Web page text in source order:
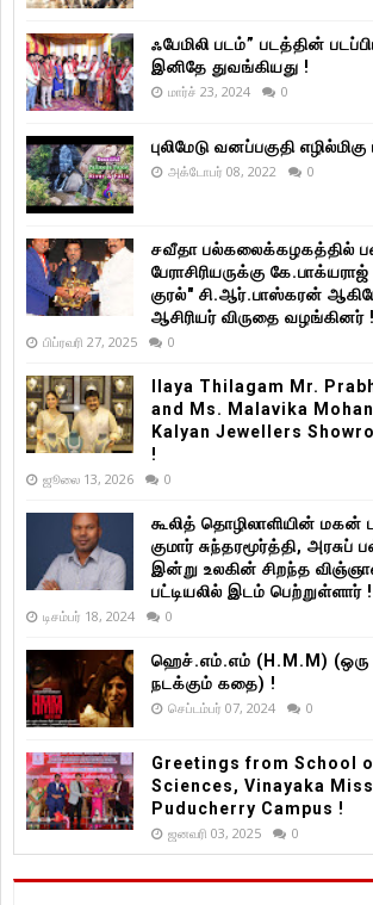
ஃபேமிலி படம்” படத்தின்
இனிதே துவங்கியது !
மார்ச் 23, 2024 0
புலிமேடு வனப்பகுதி
அக்டோபர் 08, 2022 0
சவீதா பல்கலைக்கழகத்தில்
பேராசிரியருக்கு
குரல்" சி.ஆர்.பாஸ்கரன்
ஆசிரியர் விருதை வழங்கினர் !
பிப்ரவரி 27, 2025 0
Ilaya Thilagam Mr.
and Ms. Malavika
Kalyan Jewellers
!
ஜூலை 13, 2026 0
கூலித் தொழிலாளியின்
குமார் சுந்தரமூர்த்தி, அரசுப்
இன்று உலகின் சிறந்த
பட்டியலில் இடம் பெற்றுள்ளார் !
டிசம்பர் 18, 2024 0
ஹெச்.எம்.எம் (H.M.M) (ஒரு
நடக்கும் கதை) !
செப்டம்பர் 07, 2024 0
Greetings from School
Sciences, Vinayaka
Puducherry Campus !
ஜனவரி 03, 2025 0